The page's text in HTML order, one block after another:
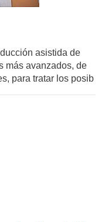
asistida de
más avanzados, de
para tratar los posib